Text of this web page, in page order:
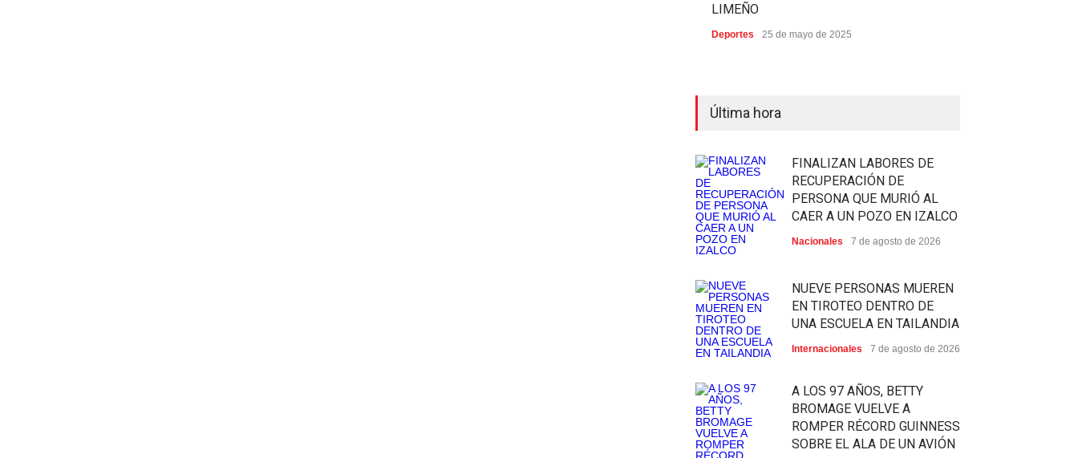
LIMEÑO
Deportes 25 de mayo de 2025
Última hora
FINALIZAN LABORES DE
RECUPERACIÓN DE
PERSONA QUE MURIÓ AL
CAER A UN POZO EN IZALCO
Nacionales 7 de agosto de 2026
NUEVE PERSONAS MUEREN
EN TIROTEO DENTRO DE
UNA ESCUELA EN TAILANDIA
Internacionales 7 de agosto de 2026
A LOS 97 AÑOS, BETTY
BROMAGE VUELVE A
ROMPER RÉCORD GUINNESS
SOBRE EL ALA DE UN AVIÓN